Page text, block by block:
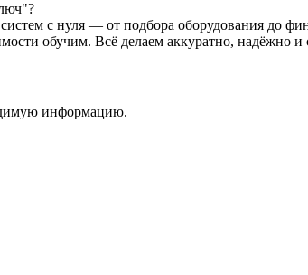
с нуля — от подбора оборудования до
обучим. Всё делаем аккуратно, надёжно и
информацию.